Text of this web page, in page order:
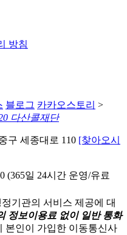
방침
블로그 카카오스토리 >
다산콜재단
구 세종대로 110 [찾아오시
(365일 24시간 운영/유료
기관의 서비스 제공에 대
정보이용료 없이 일반 통화
본인이 가입한 이동통신사